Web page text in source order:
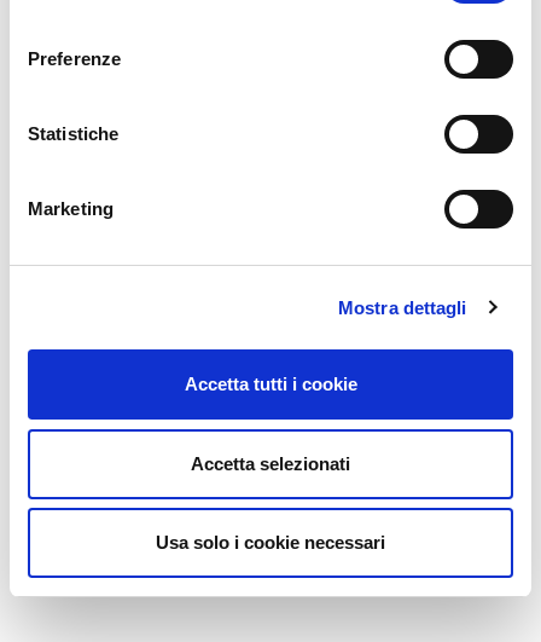
Preferenze
Statistiche
Marketing
Mostra dettagli
Accetta tutti i cookie
Accetta selezionati
Usa solo i cookie necessari